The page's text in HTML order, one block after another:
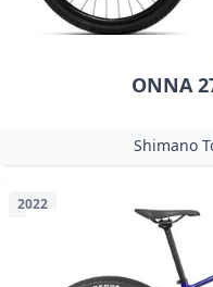
ONNA
Shimano
2022